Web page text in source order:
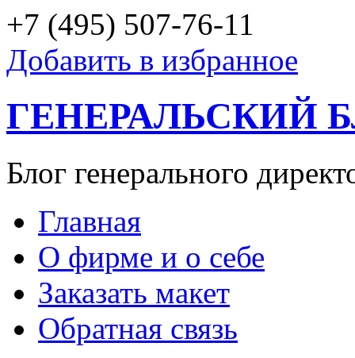
+7 (495) 507-76-11
Добавить в избранное
ГЕНЕРАЛЬСКИЙ
Блог генерального
Главная
О фирме и о себе
Заказать макет
Обратная связь